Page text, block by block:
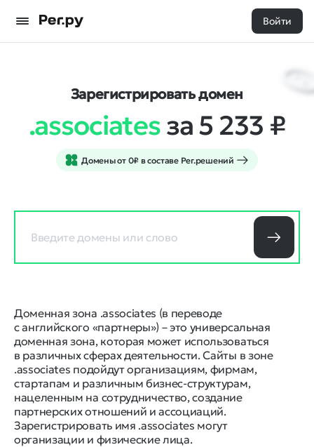
Войти
Зарегистрировать домен
.associatesза 5 233 ₽
Домены от 0₽ в составе Рег.решений
Доменная зона .associates (в переводе
с английского «партнеры») – это универсальная
доменная зона, которая может использоваться
в различных сферах деятельности. Сайты в зоне
.associates подойдут организациям, фирмам,
стартапам и различным бизнес-структурам,
нацеленным на сотрудничество, создание
партнерских отношений и ассоциаций.
Зарегистрировать имя .associates могут
организации и физические лица.